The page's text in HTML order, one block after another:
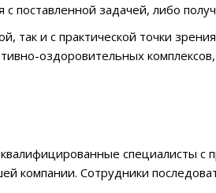
поставленной задачей, либо
так и с практической точки
оздоровительных
специалисты
компании. Сотрудники